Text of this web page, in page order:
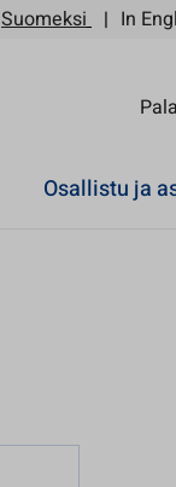
Suomeksi In
Osallistu ja